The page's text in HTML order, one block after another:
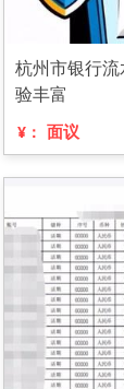
杭州市银行
验丰富
¥： 面议